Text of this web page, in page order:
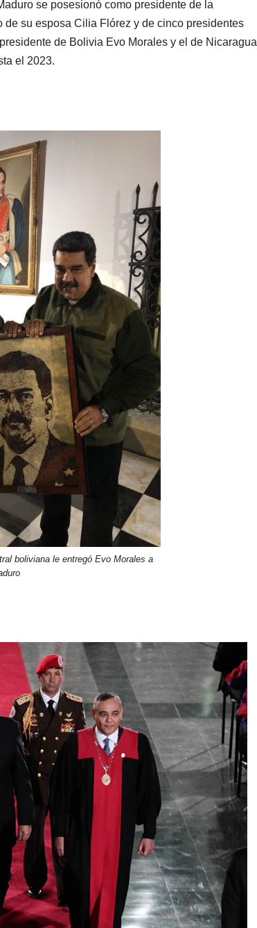
se posesionó como presidente de la
su esposa Cilia Flórez y de cinco presidentes
de Bolivia Evo Morales y el de Nicaragua
el 2023.
boliviana le entregó Evo Morales a